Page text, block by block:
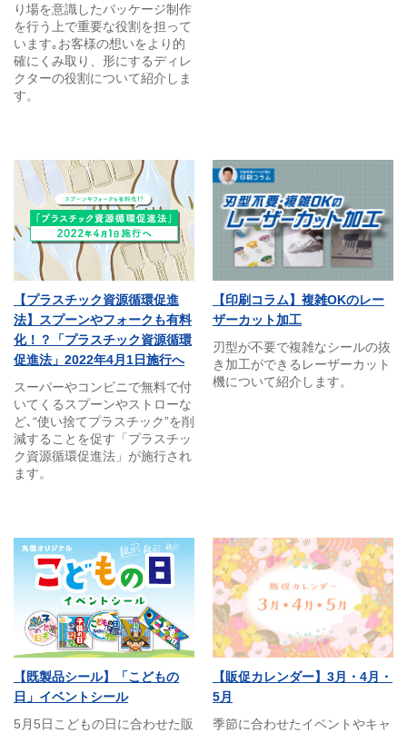
り場を意識したパッケージ制作
を行う上で重要な役割を担って
います｡お客様の想いをより的
確にくみ取り、形にするディレ
クターの役割について紹介しま
す。
【プラスチック資源循環促進
法】スプーンやフォークも有料
化！？「プラスチック資源循環
促進法」2022年4月1日施行へ
スーパーやコンビニで無料で付
いてくるスプーンやストローな
ど､“使い捨てプラスチック”を削
減することを促す「プラスチッ
ク資源循環促進法」が施行され
ます。
【印刷コラム】複雑OKのレー
ザーカット加工
刃型が不要で複雑なシールの抜
き加工ができるレーザーカット
機について紹介します。
【既製品シール】「こどもの
日」イベントシール
5月5日こどもの日に合わせた販
【販促カレンダー】3月・4月・
5月
季節に合わせたイベントやキャ